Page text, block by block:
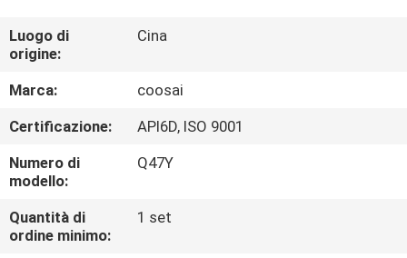
SU
DI
NOI
VISITA
ALLA
FABBRICA
Luogo di
origine:
Cina
Marca:
coosai
Certificazione:
API6D, ISO 9001
Numero di
modello:
Q47Y
Quantità di
ordine minimo:
1 set